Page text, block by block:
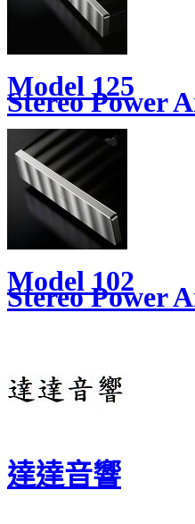
Model 125
Stereo Power
Model 102
Stereo Power
達達音響